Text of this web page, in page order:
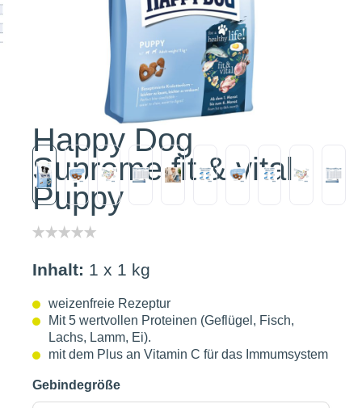
Happy Dog
Supreme fit & vital
Puppy
Inhalt: 1 x 1 kg
weizenfreie Rezeptur
Mit 5 wertvollen Proteinen (Geflügel, Fisch,
Lachs, Lamm, Ei).
mit dem Plus an Vitamin C für das Immumsystem
Gebindegröße